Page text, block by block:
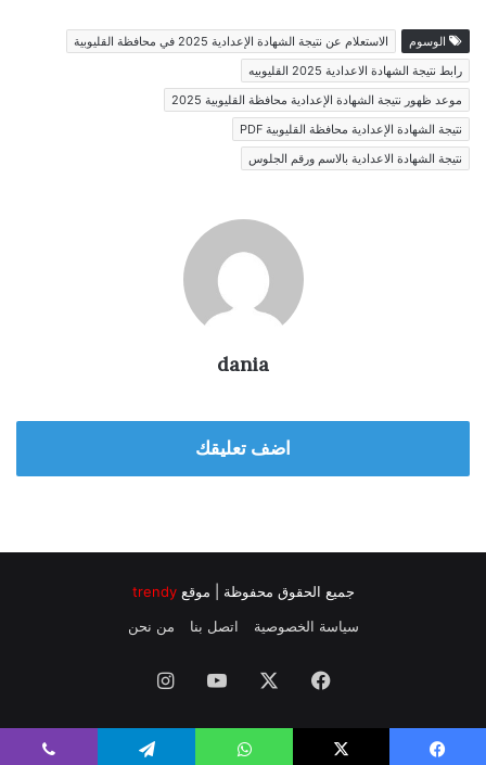
الوسوم
الاستعلام عن نتيجة الشهادة الإعدادية 2025 في محافظة القليوبية
رابط نتيجة الشهادة الاعدادية 2025 القليوبيه
موعد ظهور نتيجة الشهادة الإعدادية محافظة القليوبية 2025
نتيجة الشهادة الإعدادية محافظة القليوبية PDF
نتيجة الشهادة الاعدادية بالاسم ورقم الجلوس
dania
اضف تعليقك
جميع الحقوق محفوظة | موقع trendy
سياسة الخصوصية
اتصل بنا من نحن
فيسبوك ‫YouTube